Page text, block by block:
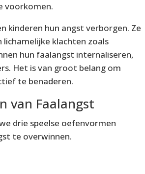
voorkomen.
kinderen hun angst verborgen. Ze
klachten zoals
hun faalangst internaliseren,
Het is van groot belang om
te benaderen.
van Faalangst
drie speelse oefenvormen
te overwinnen.